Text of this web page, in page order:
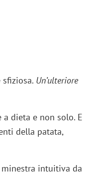
Un’ulteriore
a dieta e non solo. E
della patata,
intuitiva da